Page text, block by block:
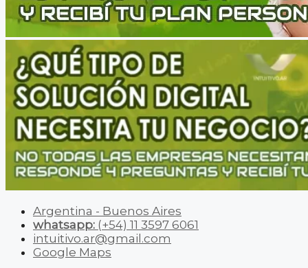
Argentina - Buenos Aires
whatsapp: (+54) 11 3597 6061
intuitivo.ar@gmail.com
Google Maps